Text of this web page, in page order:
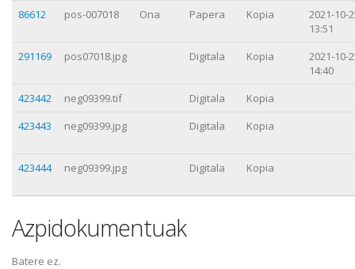
86612
pos-007018 Ona Papera Kopia
2021-10-
13:51
291169
pos07018.jpg Digitala Kopia
2021-10-
14:40
423442
neg09399.tif Digitala
Kopia
423443
neg09399.jpg Digitala Kopia
423444 neg09399.jpg Digitala Kopia
Azpidokumentuak
Batere ez.